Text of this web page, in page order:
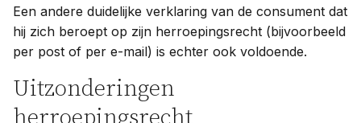
Een andere duidelijke verklaring van de consument dat
hij zich beroept op zijn herroepingsrecht (bijvoorbeeld
per post of per e-mail) is echter ook voldoende.
Uitzonderingen